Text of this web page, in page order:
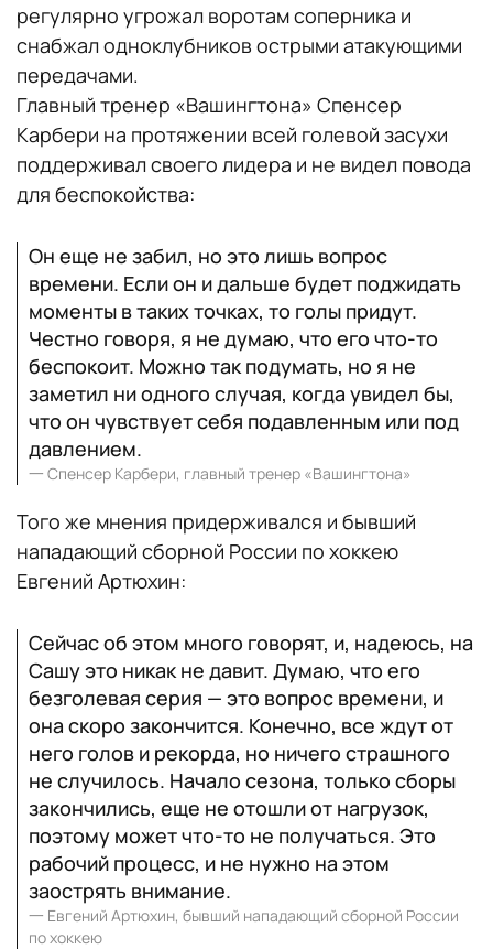
регулярно угрожал воротам соперника и
снабжал одноклубников острыми атакующими
передачами.
Главный тренер «Вашингтона» Спенсер
Карбери на протяжении всей голевой засухи
поддерживал своего лидера и не видел повода
для беспокойства:
Он еще не забил, но это лишь вопрос
времени. Если он и дальше будет поджидать
моменты в таких точках, то голы придут.
Честно говоря, я не думаю, что его что-то
беспокоит. Можно так подумать, но я не
заметил ни одного случая, когда увидел бы,
что он чувствует себя подавленным или под
давлением.
一 Спенсер Карбери, главный тренер «Вашингтона»
Того же мнения придерживался и бывший
нападающий сборной России по хоккею
Евгений Артюхин:
Cейчас об этом много говорят, и, надеюсь, на
Сашу это никак не давит. Думаю, что его
безголевая серия — это вопрос времени, и
она скоро закончится. Конечно, все ждут от
него голов и рекорда, но ничего страшного
не случилось. Начало сезона, только сборы
закончились, еще не отошли от нагрузок,
поэтому может что‑то не получаться. Это
рабочий процесс, и не нужно на этом
заострять внимание.
一 Евгений Артюхин, бывший нападающий сборной России
по хоккею